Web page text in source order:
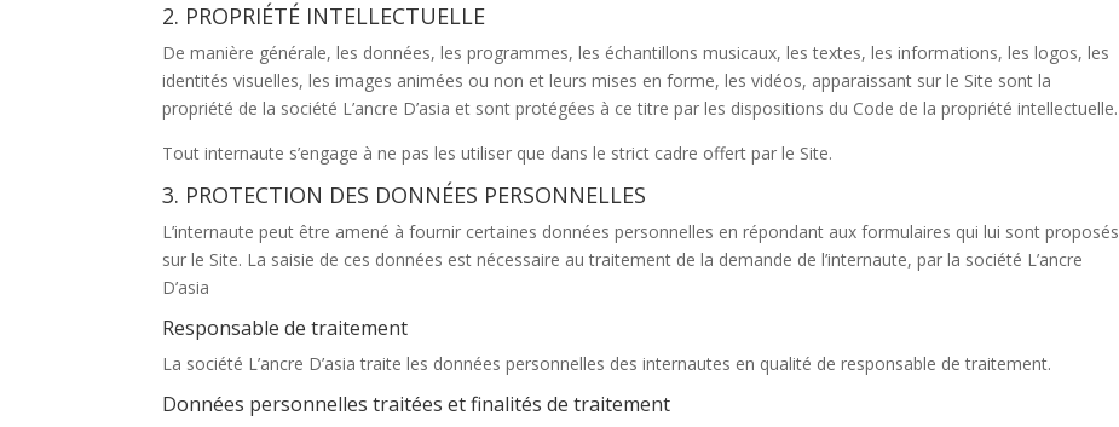
2. PROPRIÉTÉ INTELLECTUELLE
De manière générale, les données, les programmes, les échantillons musicaux, les textes, les informations, les logos, les
identités visuelles, les images animées ou non et leurs mises en forme, les vidéos, apparaissant sur le Site sont la
propriété de la société L’ancre D’asia et sont protégées à ce titre par les dispositions du Code de la propriété intellectuelle.
Tout internaute s’engage à ne pas les utiliser que dans le strict cadre offert par le Site.
3. PROTECTION DES DONNÉES PERSONNELLES
L’internaute peut être amené à fournir certaines données personnelles en répondant aux formulaires qui lui sont proposés
sur le Site. La saisie de ces données est nécessaire au traitement de la demande de l’internaute, par la société L’ancre
D’asia
Responsable de traitement
La société L’ancre D’asia traite les données personnelles des internautes en qualité de responsable de traitement.
Données personnelles traitées et finalités de traitement